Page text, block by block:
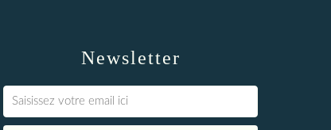
Newsletter